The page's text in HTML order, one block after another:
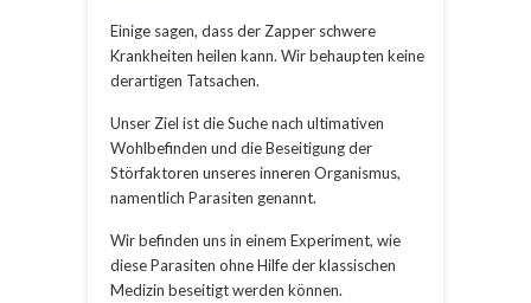
Einige sagen, dass der Zapper schwere
Krankheiten heilen kann. Wir behaupten keine
derartigen Tatsachen.
Unser Ziel ist die Suche nach ultimativen
Wohlbefinden und die Beseitigung der
Störfaktoren unseres inneren Organismus,
namentlich Parasiten genannt.
Wir befinden uns in einem Experiment, wie
diese Parasiten ohne Hilfe der klassischen
Medizin beseitigt werden können.